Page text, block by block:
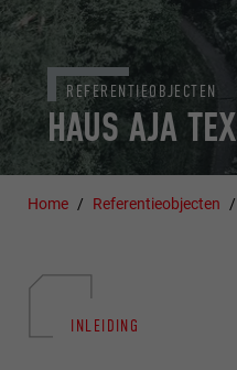
HAUS AJA
REFERENTIEOBJECTEN
Home Referentieobjecten
INLEIDING